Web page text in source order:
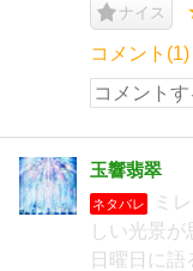
ナイス
コメント(1)
玉響翡翠
ネタバレ
ミ
しい光景
日曜日に